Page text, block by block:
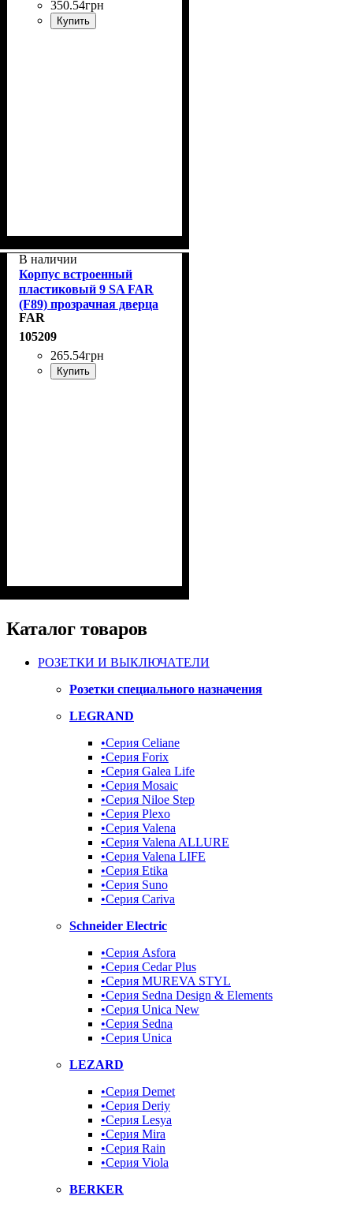
350.54грн
Купить
В наличии
Корпус встроенный
пластиковый 9 SA FAR
(F89) прозрачная дверца
FAR
105209
265.54грн
Купить
Каталог товаров
РОЗЕТКИ И ВЫКЛЮЧАТЕЛИ
Розетки специального назначения
LEGRAND
•Серия Celiane
•Серия Forix
•Серия Galea Life
•Серия Mosaic
•Серия Niloe Step
•Серия Plexo
•Серия Valena
•Серия Valena ALLURE
•Серия Valena LIFE
•Серия Etika
•Серия Suno
•Серия Cariva
Schneider Electric
•Серия Asfora
•Серия Cedar Plus
•Серия MUREVA STYL
•Серия Sedna Design & Elements
•Серия Unica New
•Серия Sedna
•Серия Unica
LEZARD
•Серия Demet
•Серия Deriy
•Серия Lesya
•Серия Mira
•Серия Rain
•Серия Viola
BERKER